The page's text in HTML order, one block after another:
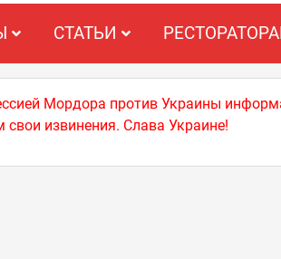
СТАТЬИ
Мордора против Украины
свои извинения. Слава Украине!